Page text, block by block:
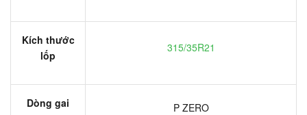
Kích thước
lốp
315/35R21
Dòng gai P ZERO